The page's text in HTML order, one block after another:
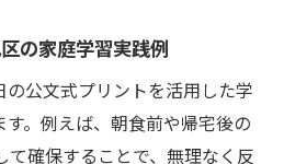
の家庭学習実践例
公文式プリントを活用した学
。例えば、朝食前や帰宅後の
て確保することで、無理なく反